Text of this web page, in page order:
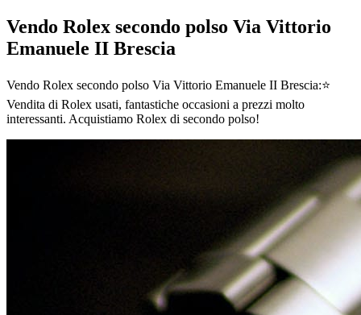
Vendo Rolex secondo polso Via Vittorio
Emanuele II Brescia
Vendo Rolex secondo polso Via Vittorio Emanuele II Brescia:⭐
Vendita di Rolex usati, fantastiche occasioni a prezzi molto
interessanti. Acquistiamo Rolex di secondo polso!